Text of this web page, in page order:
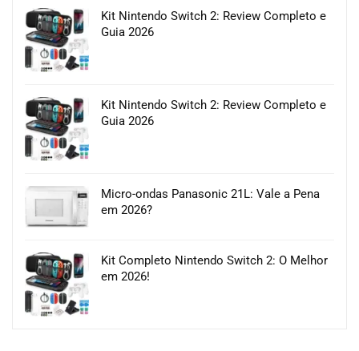
Kit Nintendo Switch 2: Review Completo e
Guia 2026
Kit Nintendo Switch 2: Review Completo e
Guia 2026
Micro-ondas Panasonic 21L: Vale a Pena
em 2026?
Kit Completo Nintendo Switch 2: O Melhor
em 2026!